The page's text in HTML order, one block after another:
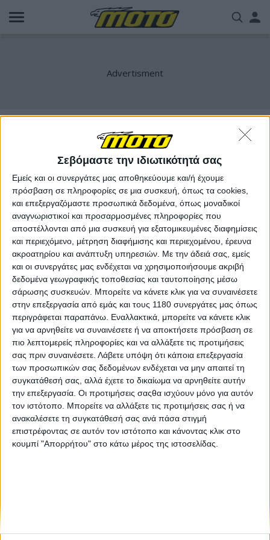
Σεβόμαστε την ιδιωτικότητά σας
Εμείς και οι συνεργάτες μας αποθηκεύουμε και/ή έχουμε
πρόσβαση σε πληροφορίες σε μια συσκευή, όπως τα cookies,
και επεξεργαζόμαστε προσωπικά δεδομένα, όπως μοναδικοί
αναγνωριστικοί και προσαρμοσμένες πληροφορίες που
αποστέλλονται από μια συσκευή για εξατομικευμένες διαφημίσεις
και περιεχόμενο, μέτρηση διαφήμισης και περιεχομένου, έρευνα
ακροατηρίου και ανάπτυξη υπηρεσιών. Με την άδειά σας, εμείς
και οι συνεργάτες μας ενδέχεται να χρησιμοποιήσουμε ακριβή
δεδομένα γεωγραφικής τοποθεσίας και ταυτοποίησης μέσω
σάρωσης συσκευών. Μπορείτε να κάνετε κλικ για να συναινέσετε
στην επεξεργασία από εμάς και τους 1180 συνεργάτες μας όπως
περιγράφεται παραπάνω. Εναλλακτικά, μπορείτε να κάνετε κλικ
για να αρνηθείτε να συναινέσετε ή να αποκτήσετε πρόσβαση σε
πιο λεπτομερείς πληροφορίες και να αλλάξετε τις προτιμήσεις
σας πριν συναινέσετε. Λάβετε υπόψη ότι κάποια επεξεργασία
των προσωπικών σας δεδομένων ενδέχεται να μην απαιτεί τη
συγκατάθεσή σας, αλλά έχετε το δικαίωμα να αρνηθείτε αυτήν
την επεξεργασία. Οι προτιμήσεις σαςθα ισχύουν μόνο για αυτόν
τον ιστότοπο. Μπορείτε να αλλάξετε τις προτιμήσεις σας ή να
ανακαλέσετε τη συγκατάθεσή σας ανά πάσα στιγμή
επιστρέφοντας σε αυτόν τον ιστότοπο και κάνοντας κλικ στο
κουμπί "Απορρήτου" στο κάτω μέρος της ιστοσελίδας.
Παράκαμψη
προς
Επικαιρότητα 28/9/2023
Ducati 990cc GP3, Troy Bayliss - Δημοπρασία της
πρώτης MotoGP μοτοσυκλέτας της Ducati
Είκοσι χρόνια μετά το ντεμπούτο της Ducati στο Παγκόσμιο
Πρωτάθλημα MotoGP, στη δημοπρασία Autumn Stafford Sale
του 2023, ο γνωστός οίκος Bonhams βγάζει “στο σφυρί” την
Ducati 990cc GP3 του 2003, της ...